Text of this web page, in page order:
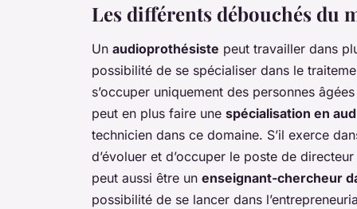
Les différents débouchés du
Un audioprothésiste peut travailler dans
possibilité de se spécialiser dans le
s’occuper uniquement des personnes
peut en plus faire une spécialisation en
technicien dans ce domaine. S’il exerce
d’évoluer et d’occuper le poste de
peut aussi être un enseignant-chercheur
possibilité de se lancer dans